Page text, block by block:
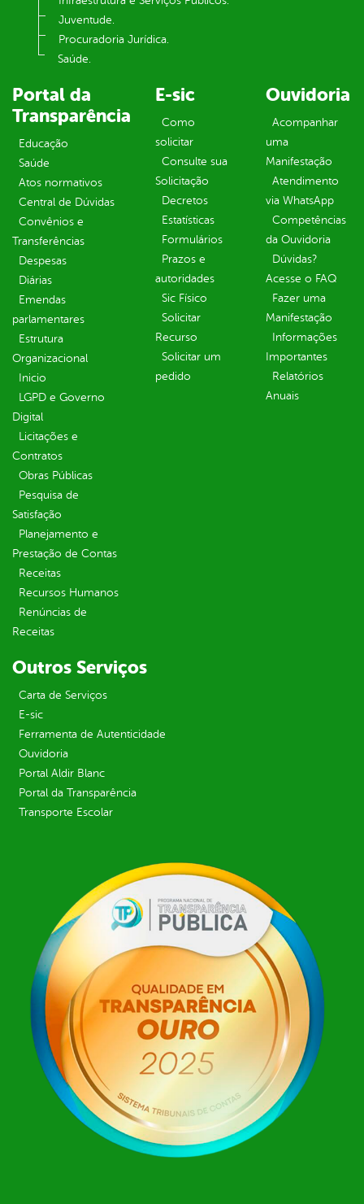
Juventude.
Procuradoria Jurídica.
Saúde.
Portal da
Transparência
Educação
Saúde
Atos normativos
Central de Dúvidas
Convênios e
Transferências
Despesas
Diárias
Emendas
parlamentares
Estrutura
Organizacional
Inicio
LGPD e Governo
Digital
Licitações e
Contratos
Obras Públicas
Pesquisa de
Satisfação
Planejamento e
Prestação de Contas
Receitas
Recursos Humanos
Renúncias de
Receitas
E-sic
Como
solicitar
Consulte sua
Solicitação
Decretos
Estatísticas
Formulários
Prazos e
autoridades
Sic Físico
Solicitar
Recurso
Solicitar um
pedido
Ouvidoria
Acompanhar
uma
Manifestação
Atendimento
via WhatsApp
Competências
da Ouvidoria
Dúvidas?
Acesse o FAQ
Fazer uma
Manifestação
Informações
Importantes
Relatórios
Anuais
Outros Serviços
Carta de Serviços
E-sic
Ferramenta de Autenticidade
Ouvidoria
Portal Aldir Blanc
Portal da Transparência
Transporte Escolar